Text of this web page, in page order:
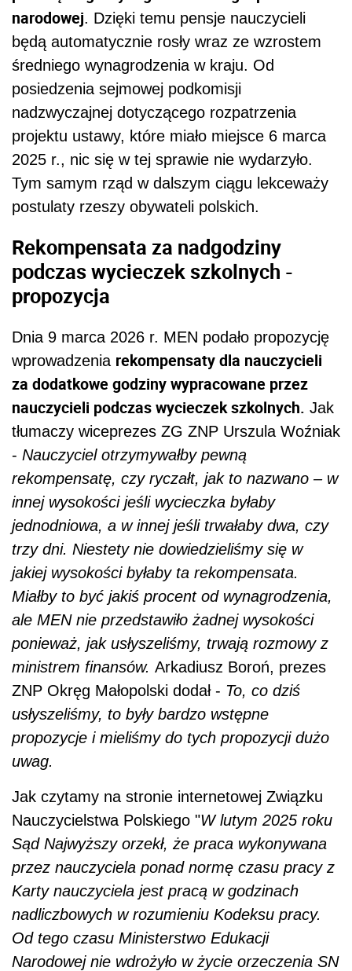
narodowej. Dzięki temu pensje nauczycieli
będą automatycznie rosły wraz ze wzrostem
średniego wynagrodzenia w kraju. Od
posiedzenia sejmowej podkomisji
nadzwyczajnej dotyczącego rozpatrzenia
projektu ustawy, które miało miejsce 6 marca
2025 r., nic się w tej sprawie nie wydarzyło.
Tym samym rząd w dalszym ciągu lekceważy
postulaty rzeszy obywateli polskich.
Rekompensata za nadgodziny
podczas wycieczek szkolnych -
propozycja
Dnia 9 marca 2026 r. MEN podało propozycję
wprowadzenia rekompensaty dla nauczycieli
za dodatkowe godziny wypracowane przez
nauczycieli podczas wycieczek szkolnych. Jak
tłumaczy wiceprezes ZG ZNP Urszula Woźniak
- Nauczyciel otrzymywałby pewną
rekompensatę, czy ryczałt, jak to nazwano – w
innej wysokości jeśli wycieczka byłaby
jednodniowa, a w innej jeśli trwałaby dwa, czy
trzy dni. Niestety nie dowiedzieliśmy się w
jakiej wysokości byłaby ta rekompensata.
Miałby to być jakiś procent od wynagrodzenia,
ale MEN nie przedstawiło żadnej wysokości
ponieważ, jak usłyszeliśmy, trwają rozmowy z
ministrem finansów. Arkadiusz Boroń, prezes
ZNP Okręg Małopolski dodał - To, co dziś
usłyszeliśmy, to były bardzo wstępne
propozycje i mieliśmy do tych propozycji dużo
uwag.
Jak czytamy na stronie internetowej Związku
Nauczycielstwa Polskiego "W lutym 2025 roku
Sąd Najwyższy orzekł, że praca wykonywana
przez nauczyciela ponad normę czasu pracy z
Karty nauczyciela jest pracą w godzinach
nadliczbowych w rozumieniu Kodeksu pracy.
Od tego czasu Ministerstwo Edukacji
Narodowej nie wdrożyło w życie orzeczenia SN